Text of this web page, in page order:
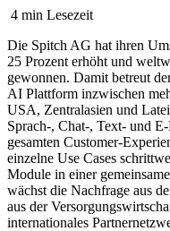
4 min Lesezeit
Die Spitch AG hat ihren
25 Prozent erhöht und
gewonnen. Damit betreut
AI Plattform inzwischen
USA, Zentralasien und
Sprach-, Chat-, Text- und
gesamten Customer-
einzelne Use Cases
Module in einer
wächst die Nachfrage aus
aus der
internationales